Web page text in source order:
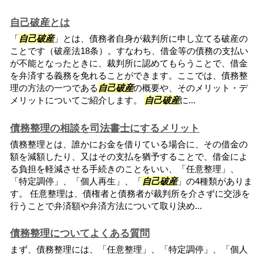
自己破産とは
「自己破産」とは、債務者自身が裁判所に申し立てる破産の
ことです（破産法18条）。すなわち、借金等の債務の支払い
が不能となったときに、裁判所に認めてもらうことで、借金
を弁済する義務を免れることができます。ここでは、債務整
理の方法の一つである 自己破産の概要や、そのメリット・デ
メリットについてご紹介します。
自己破産に...
債務整理の相談を司法書士にするメリット
債務整理とは、誰かにお金を借りている場合に、その借金の
額を減額したり、又はその支払を猶予することで、借金によ
る負担を軽減させる手続きのことをいい、「任意整理」、
「特定調停」、「個人再生」、「自己破産」の4種類がありま
す。 任意整理は、債権者と債務者が裁判所を介さずに交渉を
行うことで弁済額や弁済方法について取り決め...
債務整理についてよくある質問
まず、債務整理には、「任意整理」、「特定調停」、「個人